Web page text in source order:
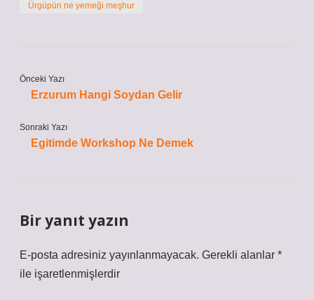
Ürgüpün ne yemeği meşhur
Önceki Yazı
Erzurum Hangi Soydan Gelir
Sonraki Yazı
Egitimde Workshop Ne Demek
Bir yanıt yazın
E-posta adresiniz yayınlanmayacak. Gerekli alanlar *
ile işaretlenmişlerdir